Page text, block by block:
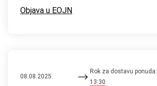
Objava u EOJN
08.08.2025.
Rok za dostavu ponuda:
13:30